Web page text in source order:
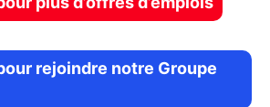
rejoindre notre Groupe